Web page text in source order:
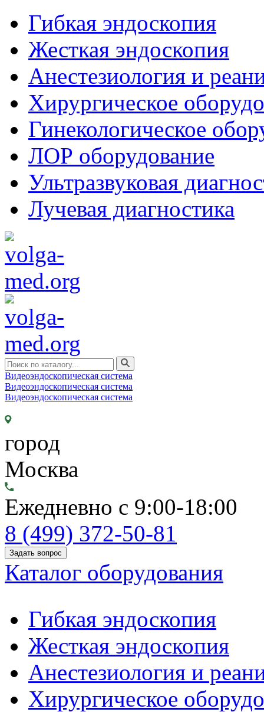
Гибкая эндоскопия
Жесткая эндоскопия
Анестезиология и
Хирургическое
Гинекологическое
ЛОР оборудование
Ультразвуковая
Лучевая диагностика
Видеоэндоскопическая система
Видеоэндоскопическая система
Видеоэндоскопическая система
город
Москва
Ежедневно с 9:00-18:00
8 (499) 372-50-81
Задать вопрос
Каталог оборудования
Гибкая эндоскопия
Жесткая эндоскопия
Анестезиология и
Хирургическое